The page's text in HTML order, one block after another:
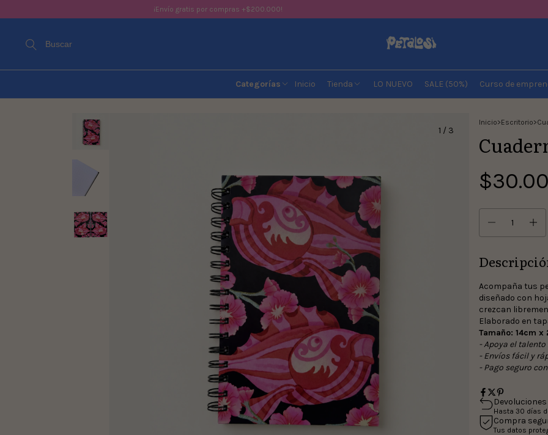
¡Envío gratis por compras +$200.000!
Buscar
Categorías Inicio Tienda LO NUEVO SALE (50%) Curso de
1 / 3
Inicio>Escritorio>
Acompaña tus
diseñado con
crezcan
Elaborado en
Tamaño: 14cm x
- Apoya el
- Envíos fácil y
- Pago seguro
Hasta 30 días
Compra
Tus datos